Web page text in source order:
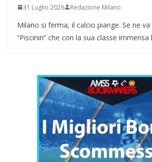
31 Luglio 2026 Redazione Milano
Milano si ferma, il calcio piange. Se ne
“Piscinin” che con la sua classe immensa